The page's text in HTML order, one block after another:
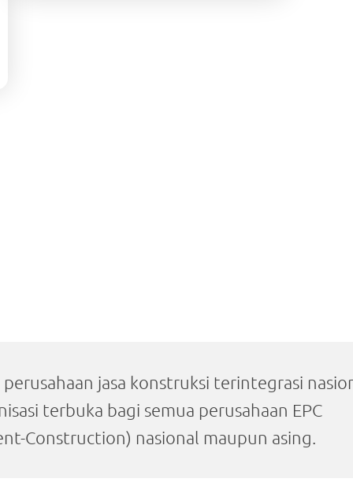
perusahaan jasa konstruksi terintegrasi
terbuka bagi semua perusahaan EPC
Construction) nasional maupun asing.